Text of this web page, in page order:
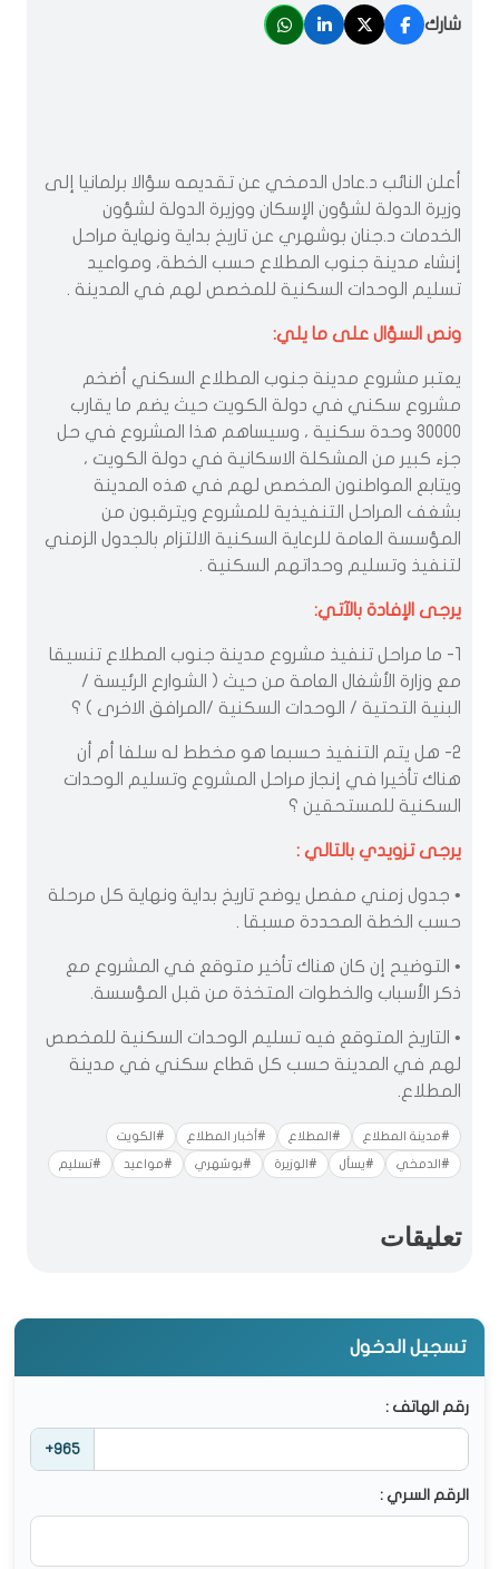
شارك
أعلن النائب د.عادل الدمخي عن تقديمه سؤالا برلمانيا إلى
وزيرة الدولة لشؤون الإسكان ووزيرة الدولة لشؤون
الخدمات د.جنان بوشهري عن تاريخ بداية ونهاية مراحل
إنشاء مدينة جنوب المطلاع حسب الخطة، ومواعيد
تسليم الوحدات السكنية للمخصص لهم في المدينة .
ونص السؤال على ما يلي:
يعتبر مشروع مدينة جنوب المطلاع السكني أضخم
مشروع سكني في دولة الكويت حيث يضم ما يقارب
30000 وحدة سكنية ، وسيساهم هذا المشروع في حل
جزء كبير من المشكلة الاسكانية في دولة الكويت ،
ويتابع المواطنون المخصص لهم في هذه المدينة
بشغف المراحل التنفيذية للمشروع ويترقبون من
المؤسسة العامة للرعاية السكنية الالتزام بالجدول الزمني
لتنفيذ وتسليم وحداتهم السكنية .
يرجى الإفادة بالآتي:
1- ما مراحل تنفيذ مشروع مدينة جنوب المطلاع تنسيقا
مع وزارة الأشغال العامة من حيث ( الشوارع الرئيسة /
البنية التحتية / الوحدات السكنية /المرافق الاخرى ) ؟
2- هل يتم التنفيذ حسبما هو مخطط له سلفا أم أن
هناك تأخيرا في إنجاز مراحل المشروع وتسليم الوحدات
السكنية للمستحقين ؟
يرجى تزويدي بالتالي :
• جدول زمني مفصل يوضح تاريخ بداية ونهاية كل مرحلة
حسب الخطة المحددة مسبقا .
• التوضيح إن كان هناك تأخير متوقع في المشروع مع
ذكر الأسباب والخطوات المتخذة من قبل المؤسسة.
• التاريخ المتوقع فيه تسليم الوحدات السكنية للمخصص
لهم في المدينة حسب كل قطاع سكني في مدينة
المطلاع.
#مدينة المطلاع #المطلاع #أخبار المطلاع #الكويت
#الدمخي #يسأل #الوزيرة #بوشهري #مواعيد #تسليم
تعليقات
تسجيل الدخول
رقم الهاتف :
+965
الرقم السري :